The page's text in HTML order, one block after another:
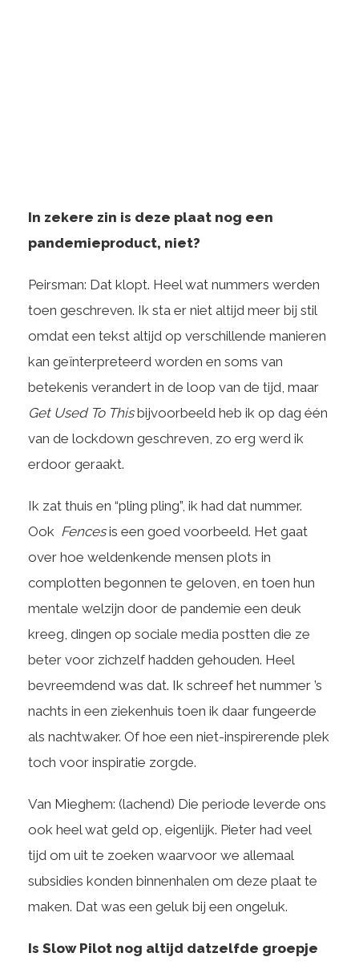
In zekere zin is deze plaat nog een
pandemieproduct, niet?
Peirsman: Dat klopt. Heel wat nummers werden
toen geschreven. Ik sta er niet altijd meer bij stil
omdat een tekst altijd op verschillende manieren
kan geïnterpreteerd worden en soms van
betekenis verandert in de loop van de tijd, maar
Get Used To Thisbijvoorbeeld heb ik op dag één
van de lockdown geschreven, zo erg werd ik
erdoor geraakt.
Ik zat thuis en “pling pling”, ik had dat nummer.
Ook Fencesis een goed voorbeeld. Het gaat
over hoe weldenkende mensen plots in
complotten begonnen te geloven, en toen hun
mentale welzijn door de pandemie een deuk
kreeg, dingen op sociale media postten die ze
beter voor zichzelf hadden gehouden. Heel
bevreemdend was dat. Ik schreef het nummer ’s
nachts in een ziekenhuis toen ik daar fungeerde
als nachtwaker. Of hoe een niet-inspirerende plek
toch voor inspiratie zorgde.
Van Mieghem: (lachend) Die periode leverde ons
ook heel wat geld op, eigenlijk. Pieter had veel
tijd om uit te zoeken waarvoor we allemaal
subsidies konden binnenhalen om deze plaat te
maken. Dat was een geluk bij een ongeluk.
Is Slow Pilot nog altijd datzelfde groepje